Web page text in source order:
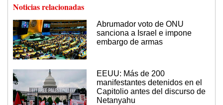
Noticias relacionadas
Abrumador voto de ONU
sanciona a Israel e impone
embargo de armas
EEUU: Más de 200
manifestantes detenidos en el
Capitolio antes del discurso de
Netanyahu